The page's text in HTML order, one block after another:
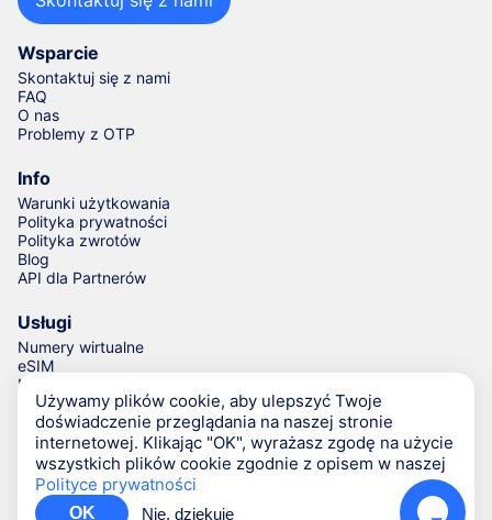
Wsparcie
Skontaktuj się z nami
FAQ
O nas
Problemy z OTP
Info
Warunki użytkowania
Polityka prywatności
Polityka zwrotów
Blog
API dla Partnerów
Usługi
Numery wirtualne
eSIM
Numery do weryfikacji
Generator numerów telefonów
© Numgo LLP,2026
(Stoney Works, 8 Stoney Lane, London,
United Kingdom, SE19 3BD)
Używamy plików cookie, aby ulepszyć Twoje
doświadczenie przeglądania na naszej stronie
internetowej. Klikając "OK", wyrażasz zgodę na użycie
wszystkich plików cookie zgodnie z opisem w naszej
Polityce prywatności
OK Nie, dziękuję